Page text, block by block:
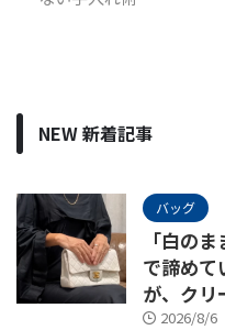
NEW 新着記事
バッグ
「白の
で諦めて
が、クリ
2026/8/6